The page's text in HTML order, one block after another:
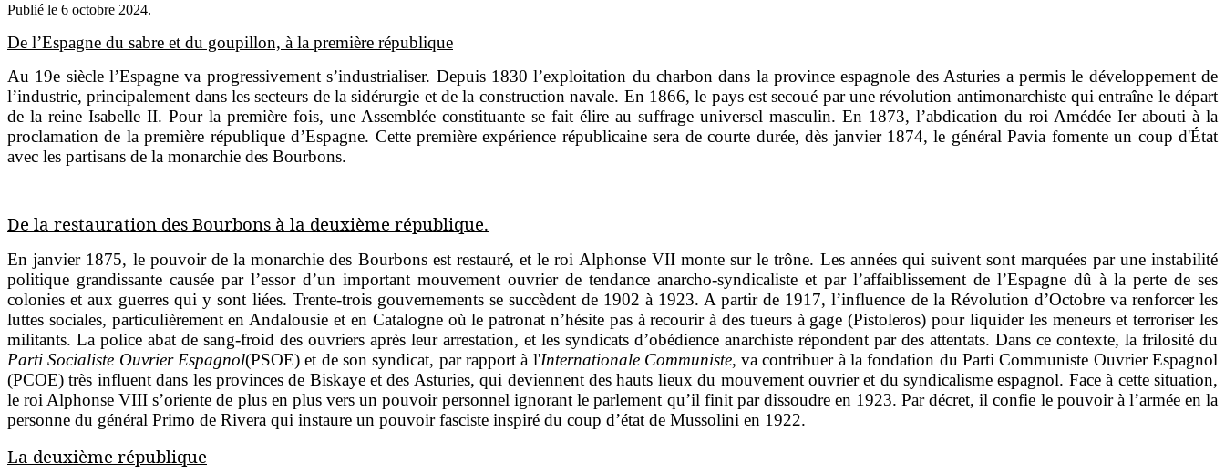
Publié le 6 octobre 2024.
De l’Espagne du sabre et du goupillon, à la première république
Au 19e siècle l’Espagne va progressivement s’industrialiser. Depuis 1830 l’exploitation du charbon dans la province espagnole des Asturies a permis le développement de
l’industrie, principalement dans les secteurs de la sidérurgie et de la construction navale. En 1866, le pays est secoué par une révolution antimonarchiste qui entraîne le départ
de la reine Isabelle II. Pour la première fois, une Assemblée constituante se fait élire au suffrage universel masculin. En 1873, l’abdication du roi Amédée Ier abouti à la
proclamation de la première république d’Espagne. Cette première expérience républicaine sera de courte durée, dès janvier 1874, le général Pavia fomente un coup d'État
avec les partisans de la monarchie des Bourbons.
De la restauration des Bourbons à la deuxième république.
En janvier 1875, le pouvoir de la monarchie des Bourbons est restauré, et le roi Alphonse VII monte sur le trône. Les années qui suivent sont marquées par une instabilité
politique grandissante causée par l’essor d’un important mouvement ouvrier de tendance anarcho-syndicaliste et par l’affaiblissement de l’Espagne dû à la perte de ses
colonies et aux guerres qui y sont liées. Trente-trois gouvernements se succèdent de 1902 à 1923. A partir de 1917, l’influence de la Révolution d’Octobre va renforcer les
luttes sociales, particulièrement en Andalousie et en Catalogne où le patronat n’hésite pas à recourir à des tueurs à gage (Pistoleros) pour liquider les meneurs et terroriser les
militants. La police abat de sang-froid des ouvriers après leur arrestation, et les syndicats d’obédience anarchiste répondent par des attentats. Dans ce contexte, la frilosité du
Parti Socialiste Ouvrier Espagnol(PSOE) et de son syndicat, par rapport à l'Internationale Communiste,va contribuer à la fondation du Parti Communiste Ouvrier Espagnol
(PCOE) très influent dans les provinces de Biskaye et des Asturies, qui deviennent des hauts lieux du mouvement ouvrier et du syndicalisme espagnol. Face à cette situation,
le roi Alphonse VIII s’oriente de plus en plus vers un pouvoir personnel ignorant le parlement qu’il finit par dissoudre en 1923.Par décret, ilconfie le pouvoir à l’armée en la
personne du général Primo de Rivera qui instaure un pouvoir fasciste inspiré du coup d’état de Mussolini en 1922.
La deuxième république